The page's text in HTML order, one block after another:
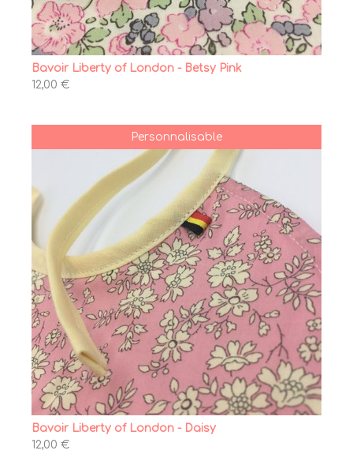
Bavoir Liberty of London - Betsy Pink
12,00 €
Personnalisable
Bavoir Liberty of London - Daisy
12,00 €